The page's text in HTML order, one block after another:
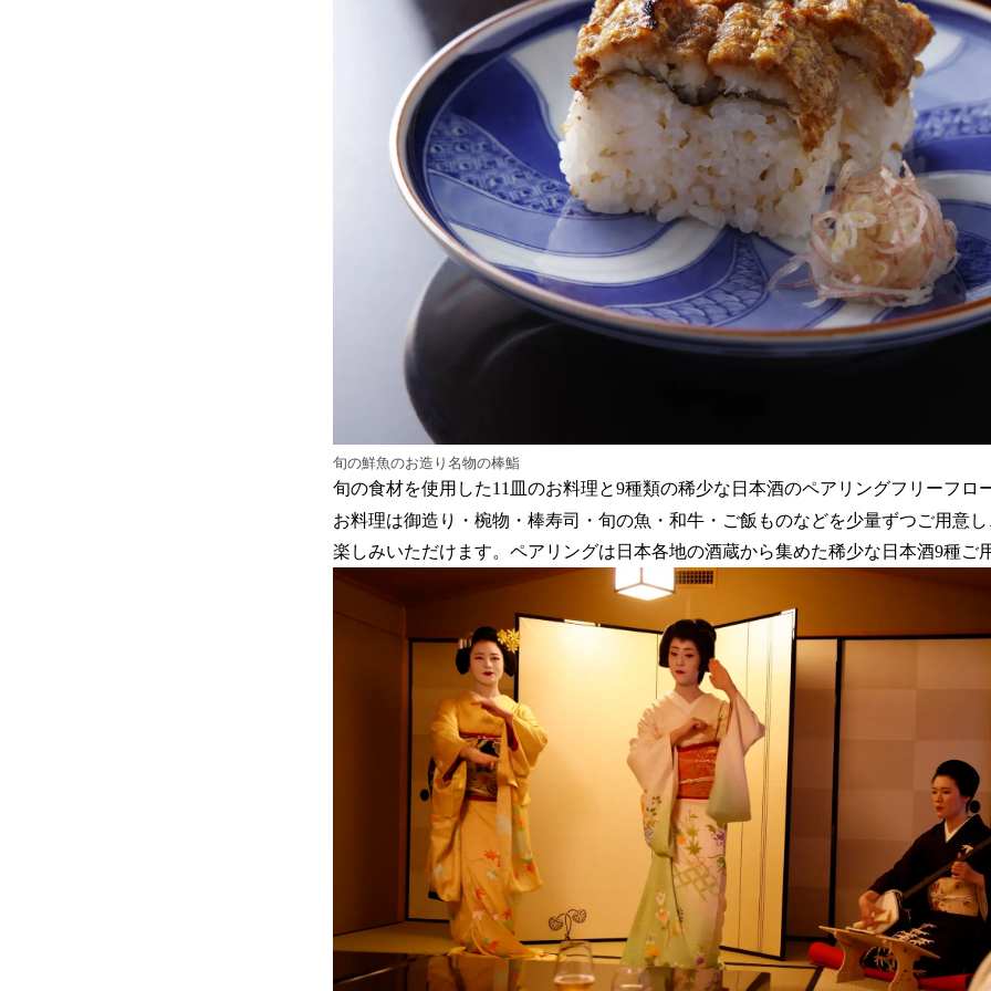
旬の鮮魚のお造り名物の棒鮨
旬の食材を使用した11皿のお料理と9種類の稀少な日本酒のペアリングフリーフロ
お料理は御造り・椀物・棒寿司・旬の魚・和牛・ご飯ものなどを少量ずつご用意
楽しみいただけます。ペアリングは日本各地の酒蔵から集めた稀少な日本酒9種ご